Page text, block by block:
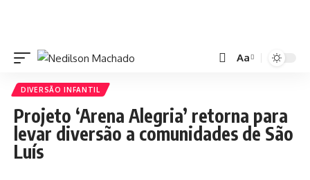
Aa
DIVERSÃO INFANTIL
Projeto ‘Arena Alegria’ retorna para
levar diversão a comunidades de São
Luís